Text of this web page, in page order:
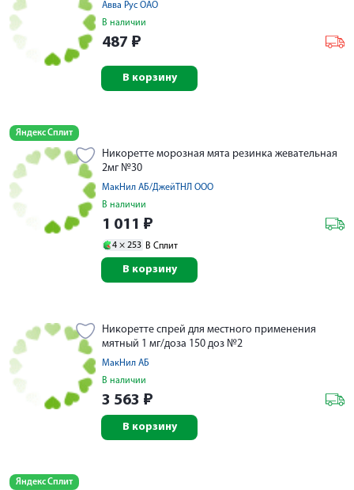
Авва Рус ОАО
В наличии
487 ₽
В корзину
Яндекс Сплит
Никоретте морозная мята резинка жевательная
2мг №30
МакНил АБ/ДжейТНЛ ООО
В наличии
1 011 ₽
4 × 253 В Сплит
В корзину
Никоретте спрей для местного применения
мятный 1 мг/доза 150 доз №2
МакНил АБ
В наличии
3 563 ₽
В корзину
Яндекс Сплит